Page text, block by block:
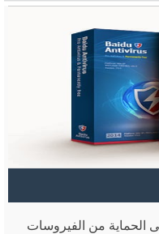
الحماية من الفيروسات